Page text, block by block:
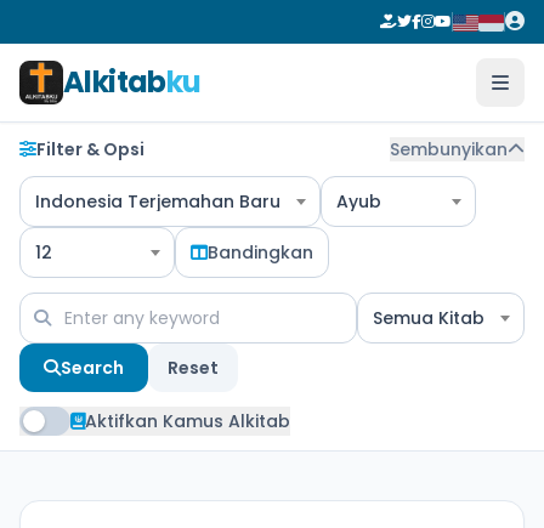
Alkitabku
Filter & Opsi Sembunyikan
Indonesia Terjemahan Baru Ayub
12 Bandingkan
Semua Kitab
Search Reset
Aktifkan Kamus Alkitab